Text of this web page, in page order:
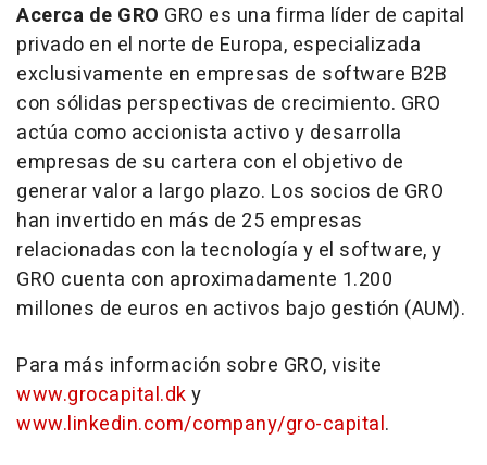
Acerca de GRO GRO es una firma líder de capital
privado en el norte de Europa, especializada
exclusivamente en empresas de software B2B
con sólidas perspectivas de crecimiento. GRO
actúa como accionista activo y desarrolla
empresas de su cartera con el objetivo de
generar valor a largo plazo. Los socios de GRO
han invertido en más de 25 empresas
relacionadas con la tecnología y el software, y
GRO cuenta con aproximadamente 1.200
millones de euros en activos bajo gestión (AUM).
Para más información sobre GRO, visite
www.grocapital.dky
www.linkedin.com/company/gro-capital.